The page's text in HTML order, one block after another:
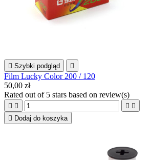
 Szybki podgląd 
Film Lucky Color 200 / 120
50,00 zł
Rated out of 5 stars based on review(s)
   
 Dodaj do koszyka